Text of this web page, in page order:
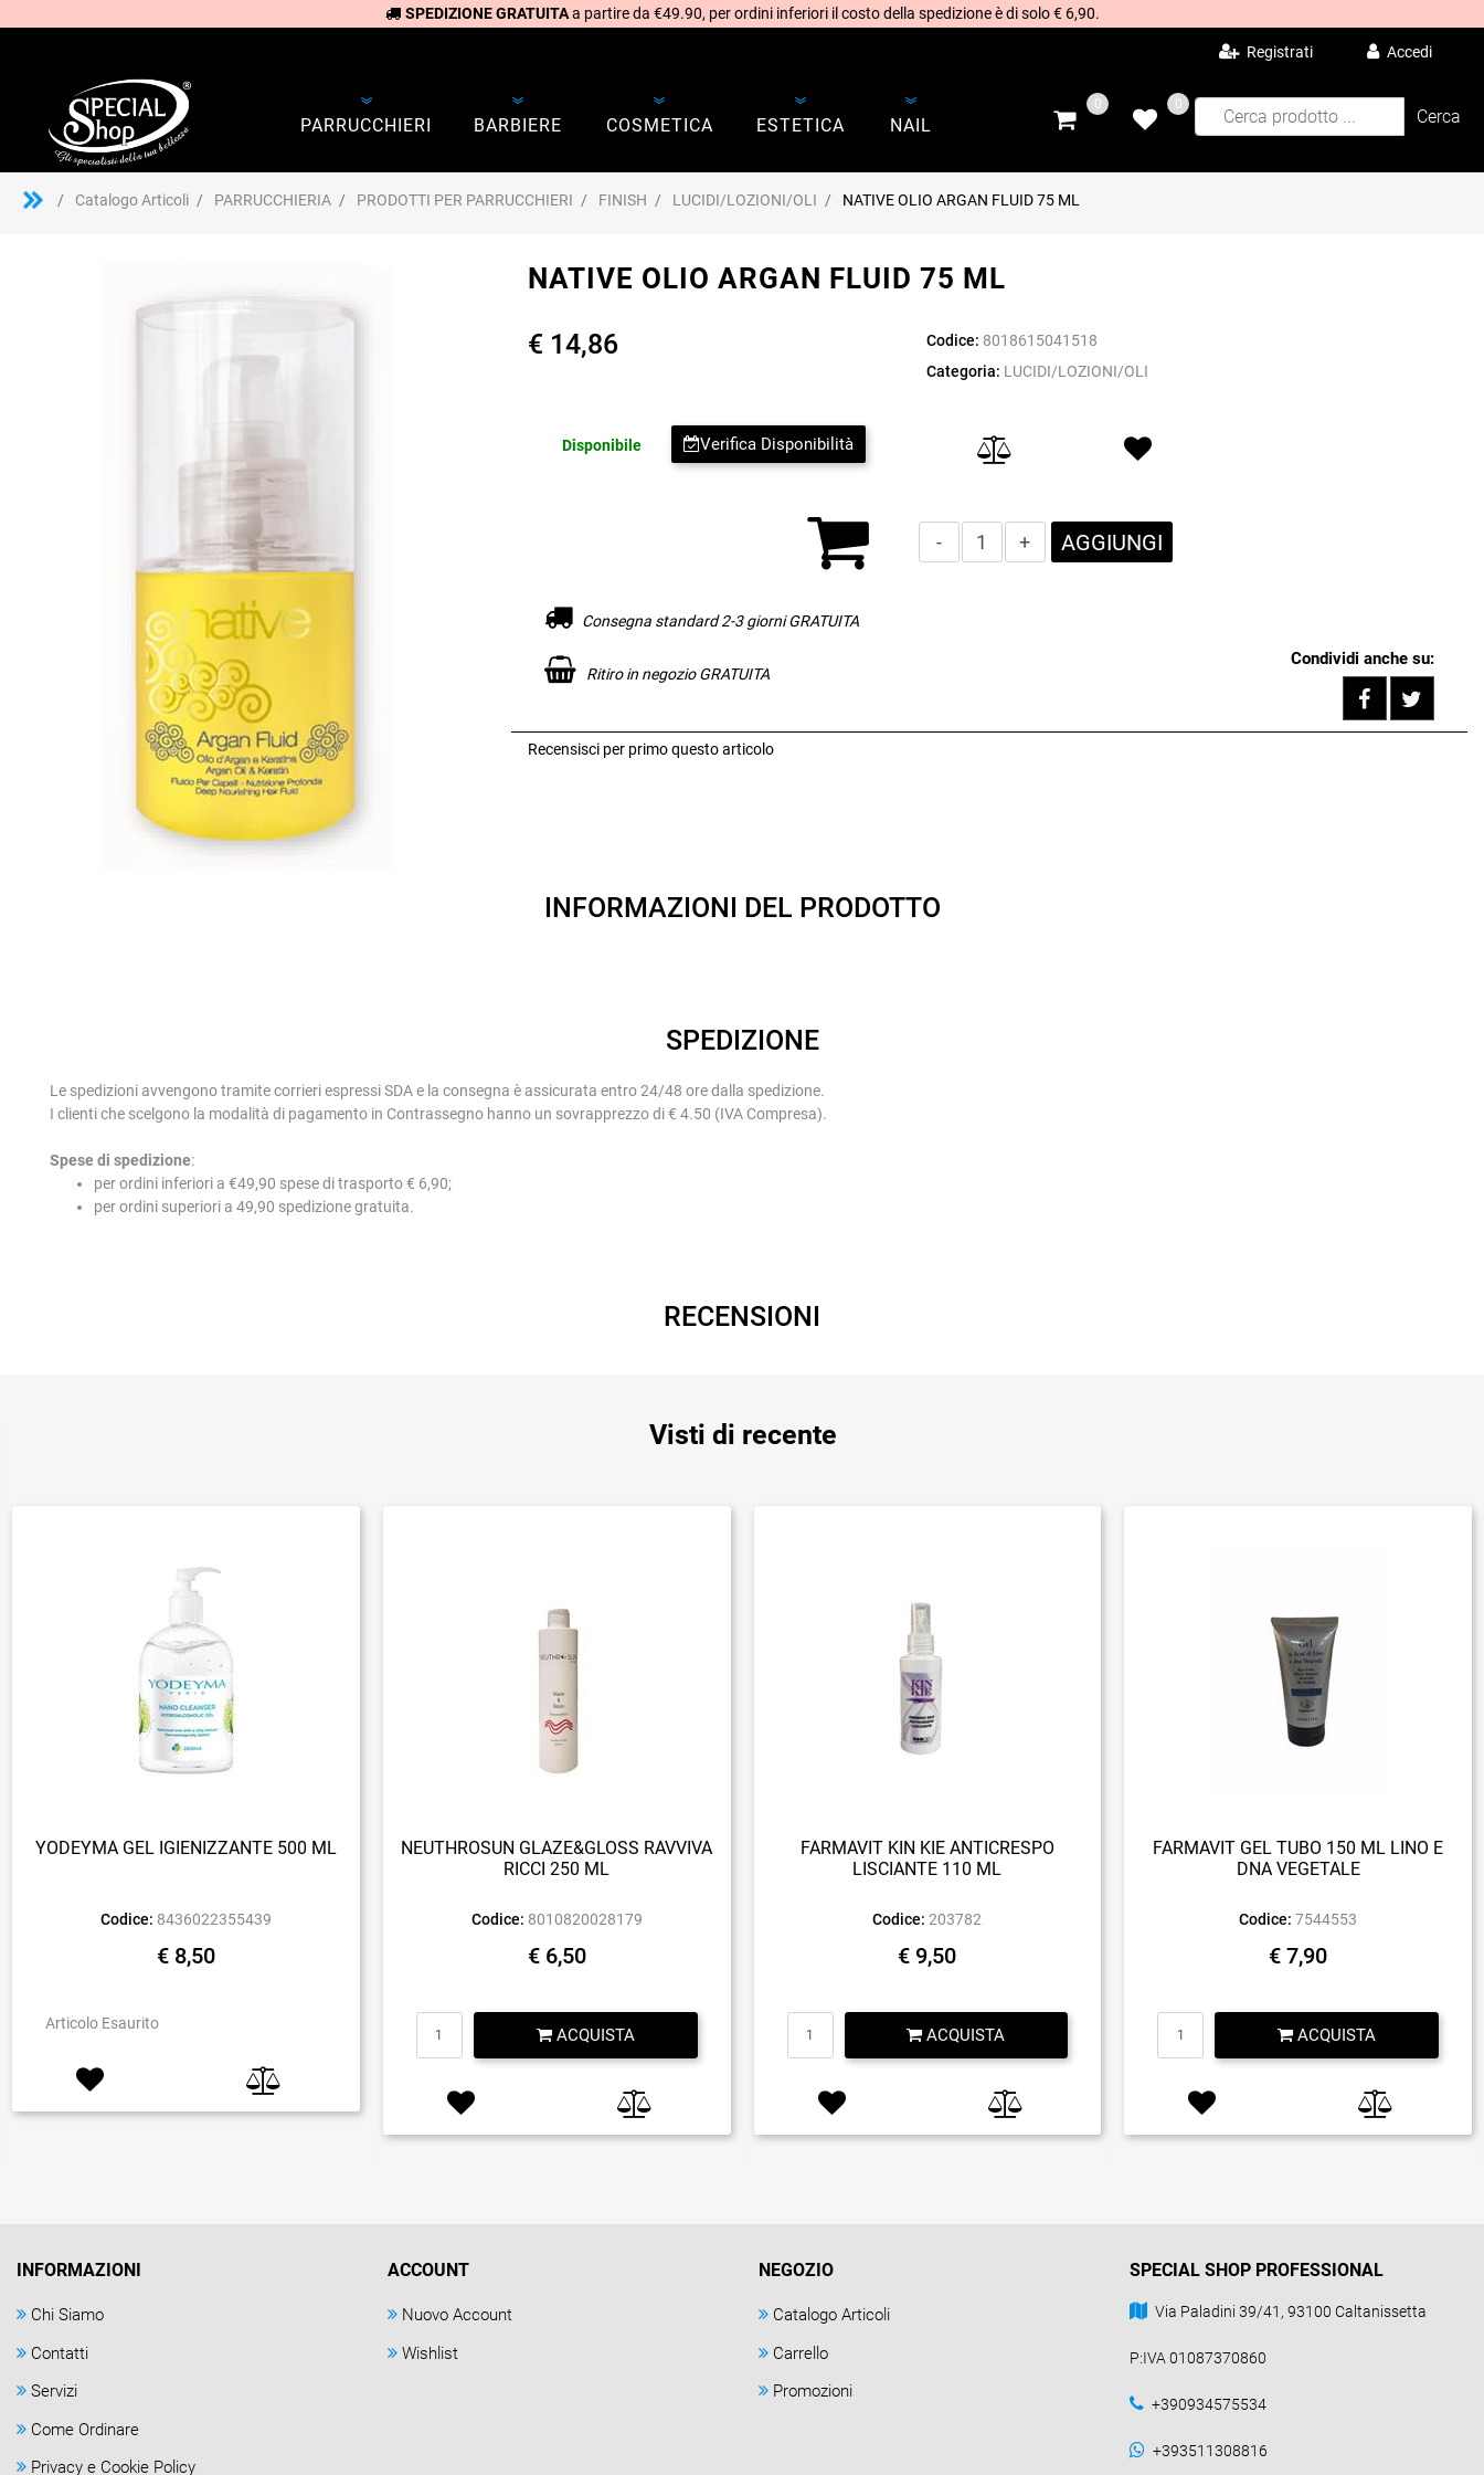
SPEDIZIONE GRATUITAa partire da €49.90, per ordini inferiori il costo della spedizione è di solo € 6,90.
Registrati Accedi
PARRUCCHIERI BARBIERE COSMETICA ESTETICA NAIL
0 0
Catalogo Articoli PARRUCCHIERIA PRODOTTI PER PARRUCCHIERI FINISH LUCIDI/LOZIONI/OLI NATIVE OLIO ARGAN FLUID 75 ML
NATIVE OLIO ARGAN FLUID 75 ML
€ 14,86 Codice: 8018615041518
Categoria: LUCIDI/LOZIONI/OLI
Verifica Disponibilità
Disponibile
Quantità
AGGIUNGI
Consegna standard 2-3 giorni GRATUITA
Ritiro in negozio GRATUITA
Condividi anche su:
Recensisci per primo questo articolo
INFORMAZIONI DEL PRODOTTO
SPEDIZIONE
Le spedizioni avvengono tramite corrieri espressi SDA e la consegna è assicurata entro 24/48 ore dalla spedizione.
I clienti che scelgono la modalità di pagamento in Contrassegno hanno un sovrapprezzo di € 4.50 (IVA Compresa).
Spese di spedizione:
per ordini inferiori a €49,90 spese di trasporto € 6,90;
per ordini superiori a 49,90 spedizione gratuita.
RECENSIONI
Visti di recente
YODEYMA GEL IGIENIZZANTE 500 ML
Codice: 8436022355439
€ 8,50
Articolo Esaurito
NEUTHROSUN GLAZE&GLOSS RAVVIVA
RICCI 250 ML
Codice: 8010820028179
€ 6,50
ACQUISTA
FARMAVIT KIN KIE ANTICRESPO
LISCIANTE 110 ML
Codice: 203782
€ 9,50
ACQUISTA
FARMAVIT GEL TUBO 150 ML LINO E
DNA VEGETALE
Codice: 7544553
€ 7,90
ACQUISTA
INFORMAZIONI
Chi Siamo
Contatti
Servizi
Come Ordinare
Privacy e Cookie Policy
ACCOUNT
Nuovo Account
Wishlist
NEGOZIO
Catalogo Articoli
Carrello
Promozioni
SPECIAL SHOP PROFESSIONAL
Via Paladini 39/41, 93100 Caltanissetta
P:IVA 01087370860
+390934575534
+393511308816